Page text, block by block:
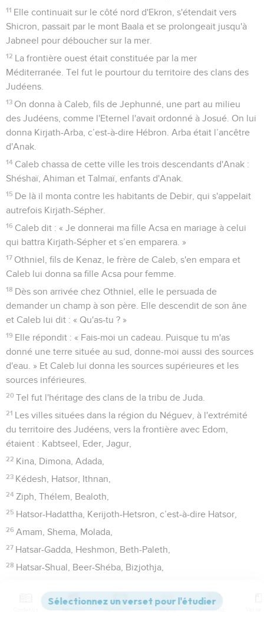
11 Elle continuait sur le côté nord d'Ekron, s'étendait vers
Shicron, passait par le mont Baala et se prolongeait jusqu'à
Jabneel pour déboucher sur la mer.
12 La frontière ouest était constituée par la mer
Méditerranée. Tel fut le pourtour du territoire des clans des
Judéens.
13 On donna à Caleb, fils de Jephunné, une part au milieu
des Judéens, comme l'Eternel l'avait ordonné à Josué. On lui
donna Kirjath-Arba, c’est-à-dire Hébron. Arba était l’ancêtre
d'Anak.
14 Caleb chassa de cette ville les trois descendants d'Anak :
Shéshaï, Ahiman et Talmaï, enfants d'Anak.
15 De là il monta contre les habitants de Debir, qui s'appelait
autrefois Kirjath-Sépher.
16 Caleb dit : « Je donnerai ma fille Acsa en mariage à celui
qui battra Kirjath-Sépher et s’en emparera. »
17 Othniel, fils de Kenaz, le frère de Caleb, s'en empara et
Caleb lui donna sa fille Acsa pour femme.
18 Dès son arrivée chez Othniel, elle le persuada de
demander un champ à son père. Elle descendit de son âne
et Caleb lui dit : « Qu'as-tu ? »
19 Elle répondit : « Fais-moi un cadeau. Puisque tu m'as
donné une terre située au sud, donne-moi aussi des sources
d'eau. » Et Caleb lui donna les sources supérieures et les
sources inférieures.
20 Tel fut l'héritage des clans de la tribu de Juda.
21 Les villes situées dans la région du Néguev, à l'extrémité
du territoire des Judéens, vers la frontière avec Edom,
étaient : Kabtseel, Eder, Jagur,
22 Kina, Dimona, Adada,
23 Kédesh, Hatsor, Ithnan,
24 Ziph, Thélem, Bealoth,
25 Hatsor-Hadattha, Kerijoth-Hetsron, c’est-à-dire Hatsor,
26 Amam, Shema, Molada,
27 Hatsar-Gadda, Heshmon, Beth-Paleth,
28 Hatsar-Shual, Beer-Shéba, Bizjothja,
Eltholad, Kesil, Horma,
Versions Commentaires Strong